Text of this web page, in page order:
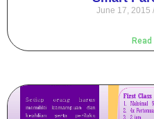
June 17, 2015
Read